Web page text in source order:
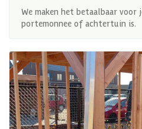
We maken het betaalbaar
portemonnee of achtertuin is.